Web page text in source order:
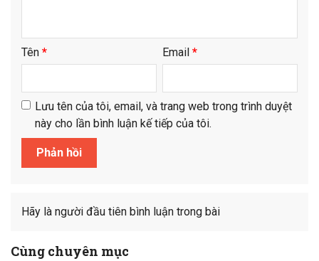
Tên * Email *
Lưu tên của tôi, email, và trang web trong trình duyệt
này cho lần bình luận kế tiếp của tôi.
Hãy là người đầu tiên bình luận trong bài
Cùng chuyên mục